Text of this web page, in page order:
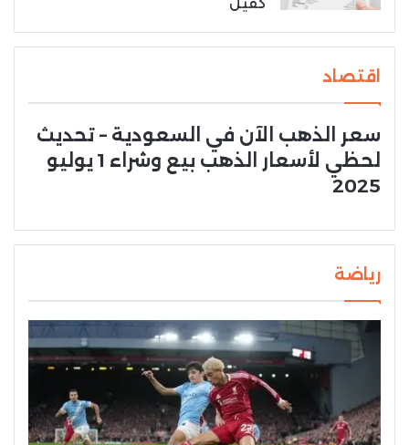
اقتصاد
سعر الذهب الآن في السعودية – تحديث
لحظي لأسعار الذهب بيع وشراء 1 يوليو
2025
رياضة